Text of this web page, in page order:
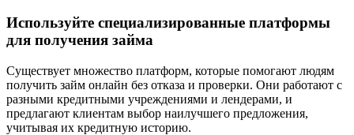
Используйте специализированные платформы
для получения займа
Существует множество платформ, которые помогают людям
получить займ онлайн без отказа и проверки. Они работают с
разными кредитными учреждениями и лендерами, и
предлагают клиентам выбор наилучшего предложения,
учитывая их кредитную историю.